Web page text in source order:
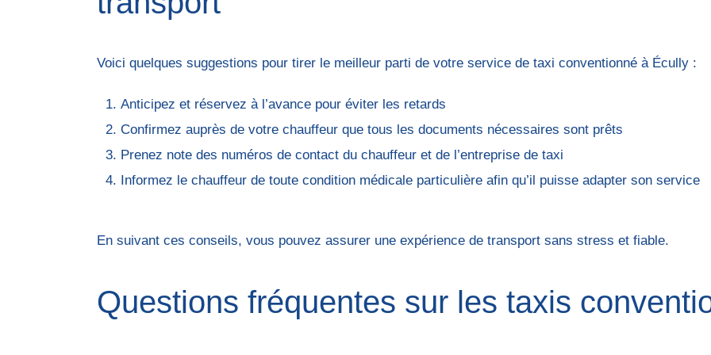
Voici quelques suggestions pour tirer le meilleur parti de votre service de taxi conventionné à Écully :
Anticipez et réservez à l’avance pour éviter les retards
Confirmez auprès de votre chauffeur que tous les documents nécessaires sont prêts
Prenez note des numéros de contact du chauffeur et de l’entreprise de taxi
Informez le chauffeur de toute condition médicale particulière afin qu’il puisse adapter son service
En suivant ces conseils, vous pouvez assurer une expérience de transport sans stress et fiable.
Questions fréquentes sur les taxis